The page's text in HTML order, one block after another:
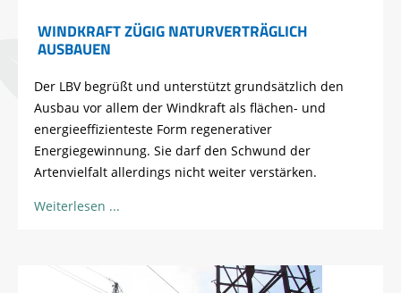
WINDKRAFT ZÜGIG NATURVERTRÄGLICH
AUSBAUEN
Der LBV begrüßt und unterstützt grundsätzlich den
Ausbau vor allem der Windkraft als flächen- und
energieeffizienteste Form regenerativer
Energiegewinnung. Sie darf den Schwund der
Artenvielfalt allerdings nicht weiter verstärken.
Weiterlesen